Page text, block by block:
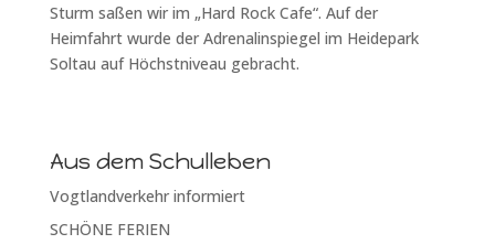
Sturm saßen wir im „Hard Rock Cafe“. Auf der
Heimfahrt wurde der Adrenalinspiegel im Heidepark
Soltau auf Höchstniveau gebracht.
Aus dem Schulleben
Vogtlandverkehr informiert
SCHÖNE FERIEN